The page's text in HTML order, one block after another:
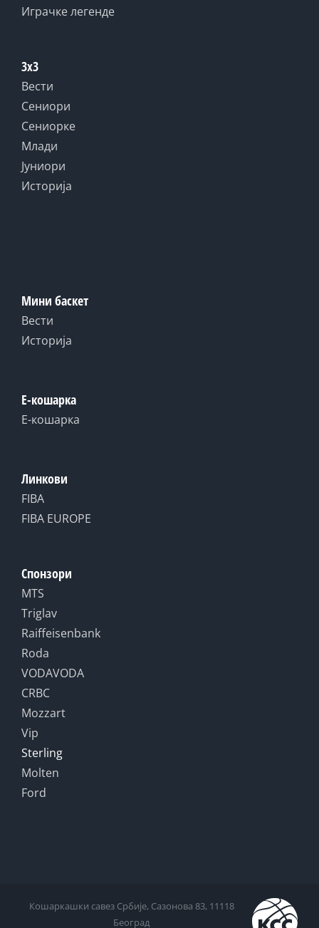
Играчке легенде
3x3
Вести
Сениори
Сениорке
Млади
Јуниори
Историја
Мини баскет
Вести
Историја
Е-кошарка
Е-кошарка
Линкови
FIBA
FIBA EUROPE
Спонзори
MTS
Triglav
Raiffeisenbank
Roda
VODAVODA
CRBC
Mozzart
Vip
Sterling
Molten
Ford
Кошаркашки савез Србије, Сазонова 83, 11118
Београд